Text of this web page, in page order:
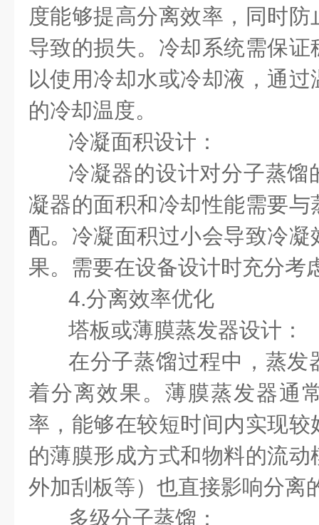
度能够提高分离效率，同时
导致的损失。冷却系统需保
以使用冷却水或冷却液，通
的冷却温度。
冷凝面积设计：
冷凝器的设计对分子蒸馏
凝器的面积和冷却性能需要
配。冷凝面积过小会导致冷
果。需要在设备设计时充分
4.分离效率优化
塔板或薄膜蒸发器设计：
在分子蒸馏过程中，蒸发
着分离效果。薄膜蒸发器通
率，能够在较短时间内实现
的薄膜形成方式和物料的流
外加刮板等）也直接影响分
多级分子蒸馏：